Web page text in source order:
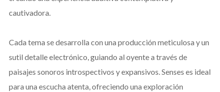
cautivadora.
Cada tema se desarrolla con una producción meticulosa y un
sutil detalle electrónico, guiando al oyente a través de
paisajes sonoros introspectivos y expansivos. Senses es ideal
para una escucha atenta, ofreciendo una exploración